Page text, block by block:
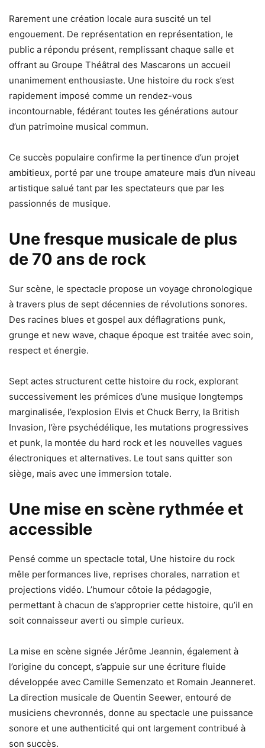
Rarement une création locale aura suscité un tel
engouement. De représentation en représentation, le
public a répondu présent, remplissant chaque salle et
offrant au Groupe Théâtral des Mascarons un accueil
unanimement enthousiaste. Une histoire du rock s’est
rapidement imposé comme un rendez-vous
incontournable, fédérant toutes les générations autour
d’un patrimoine musical commun.
Ce succès populaire confirme la pertinence d’un projet
ambitieux, porté par une troupe amateure mais d’un niveau
artistique salué tant par les spectateurs que par les
passionnés de musique.
Une fresque musicale de plus
de 70 ans de rock
Sur scène, le spectacle propose un voyage chronologique
à travers plus de sept décennies de révolutions sonores.
Des racines blues et gospel aux déflagrations punk,
grunge et new wave, chaque époque est traitée avec soin,
respect et énergie.
Sept actes structurent cette histoire du rock, explorant
successivement les prémices d’une musique longtemps
marginalisée, l’explosion Elvis et Chuck Berry, la British
Invasion, l’ère psychédélique, les mutations progressives
et punk, la montée du hard rock et les nouvelles vagues
électroniques et alternatives. Le tout sans quitter son
siège, mais avec une immersion totale.
Une mise en scène rythmée et
accessible
Pensé comme un spectacle total, Une histoire du rock
mêle performances live, reprises chorales, narration et
projections vidéo. L’humour côtoie la pédagogie,
permettant à chacun de s’approprier cette histoire, qu’il en
soit connaisseur averti ou simple curieux.
La mise en scène signée Jérôme Jeannin, également à
l’origine du concept, s’appuie sur une écriture fluide
développée avec Camille Semenzato et Romain Jeanneret.
La direction musicale de Quentin Seewer, entouré de
musiciens chevronnés, donne au spectacle une puissance
sonore et une authenticité qui ont largement contribué à
son succès.